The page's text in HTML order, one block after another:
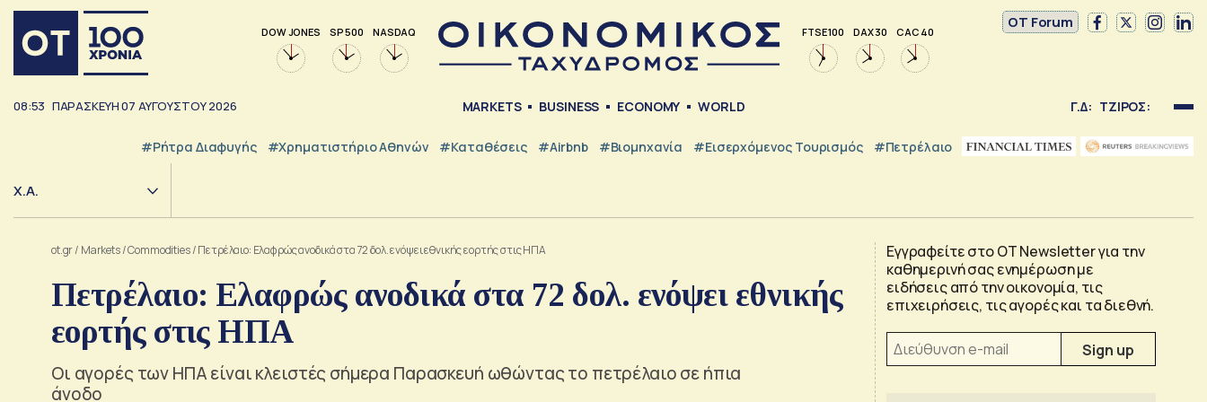
DOW JONES SP 500 NASDAQ FTSE 100 DAX 30 CAC 40
OT Forum
08:53 ΠΑΡΑΣΚΕΥΗ07 ΑΥΓΟΥΣΤΟΥ2026 MARKETS BUSINESS ECONOMY WORLD Γ.Δ: ΤΖΙΡΟΣ:
#ρήτρα Διαφυγής #Χρηματιστήριο Αθηνών #Καταθέσεις #Airbnb #Βιομηχανία #εισερχόμενος Τουρισμός #Πετρέλαιο
Χ.Α.
ot.gr/ Markets/Commodities/Πετρέλαιο: Ελαφρώς ανοδικά στα 72 δολ. ενόψει εθνικής εορτής στις ΗΠΑ
Πετρέλαιο: Ελαφρώς ανοδικά στα 72 δολ. ενόψει εθνικής
εορτής στις ΗΠΑ
Οι αγορές των ΗΠΑ είναι κλειστές σήμερα Παρασκευή ωθώντας το πετρέλαιο σε ήπια
άνοδο
Εγγραφείτε στο OT Newsletter για την
καθημερινή σας ενημέρωση με
ειδήσεις από την οικονομία, τις
επιχειρήσεις, τις αγορές και τα διεθνή.